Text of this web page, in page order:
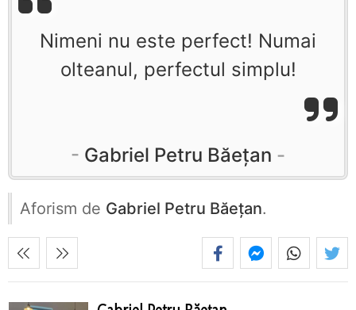
Nimeni nu este perfect! Numai
olteanul, perfectul simplu!
Gabriel Petru Băețan
Aforism de Gabriel Petru Băețan.